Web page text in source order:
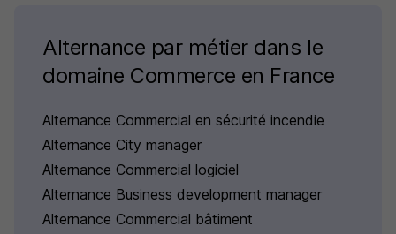
Alternance par métier dans le
domaine Commerce en France
Alternance Commercial en sécurité incendie
Alternance City manager
Alternance Commercial logiciel
Alternance Business development manager
Alternance Commercial bâtiment